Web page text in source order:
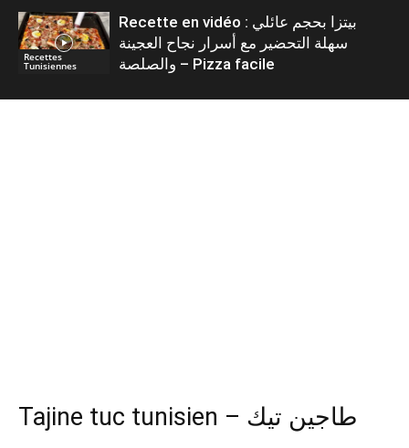
Recettes
Tunisiennes
Recette en vidéo : بيتزا بحجم عائلي
سهلة التحضير مع أسرار نجاح العجينة
والصلصة – Pizza facile
Tajine tuc tunisien – طاجين تيك